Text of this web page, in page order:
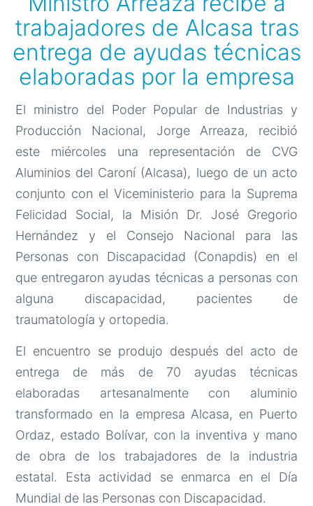
trabajadores de Alcasa tras
entrega de ayudas técnicas
elaboradas por la empresa
El ministro del Poder Popular de Industrias y
Producción Nacional, Jorge Arreaza, recibió
este miércoles una representación de CVG
Aluminios del Caroní (Alcasa), luego de un acto
conjunto con el Viceministerio para la Suprema
Felicidad Social, la Misión Dr. José Gregorio
Hernández y el Consejo Nacional para las
Personas con Discapacidad (Conapdis) en el
que entregaron ayudas técnicas a personas con
alguna discapacidad, pacientes de
traumatología y ortopedia.
El encuentro se produjo después del acto de
entrega de más de 70 ayudas técnicas
elaboradas artesanalmente con aluminio
transformado en la empresa Alcasa, en Puerto
Ordaz, estado Bolívar, con la inventiva y mano
de obra de los trabajadores de la industria
estatal. Esta actividad se enmarca en el Día
Mundial de las Personas con Discapacidad.